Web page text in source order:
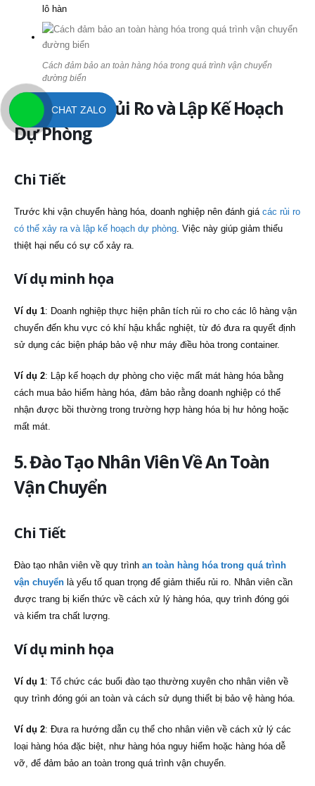
lô hàn
Cách đảm bảo an toàn hàng hóa trong quá trình vận chuyển
đường biển
4. Đánh Giá Rủi Ro và Lập Kế Hoạch
Dự Phòng
Chi Tiết
Trước khi vận chuyển hàng hóa, doanh nghiệp nên đánh giácác rủi ro
có thể xảy ra và lập kế hoạch dự phòng. Việc này giúp giảm thiểu
thiệt hại nếu có sự cố xảy ra.
Ví dụ minh họa
Ví dụ 1: Doanh nghiệp thực hiện phân tích rủi ro cho các lô hàng vận
chuyển đến khu vực có khí hậu khắc nghiệt, từ đó đưa ra quyết định
sử dụng các biện pháp bảo vệ như máy điều hòa trong container.
Ví dụ 2: Lập kế hoạch dự phòng cho việc mất mát hàng hóa bằng
cách mua bảo hiểm hàng hóa, đảm bảo rằng doanh nghiệp có thể
nhận được bồi thường trong trường hợp hàng hóa bị hư hỏng hoặc
mất mát.
5. Đào Tạo Nhân Viên Về An Toàn
Vận Chuyển
Chi Tiết
Đào tạo nhân viên về quy trình an toàn hàng hóa trong quá trình
vận chuyển là yếu tố quan trọng để giảm thiểu rủi ro. Nhân viên cần
được trang bị kiến thức về cách xử lý hàng hóa, quy trình đóng gói
và kiểm tra chất lượng.
Ví dụ minh họa
Ví dụ 1: Tổ chức các buổi đào tạo thường xuyên cho nhân viên về
quy trình đóng gói an toàn và cách sử dụng thiết bị bảo vệ hàng hóa.
Ví dụ 2: Đưa ra hướng dẫn cụ thể cho nhân viên về cách xử lý các
loại hàng hóa đặc biệt, như hàng hóa nguy hiểm hoặc hàng hóa dễ
vỡ, để đảm bảo an toàn trong quá trình vận chuyển.
CHAT ZALO